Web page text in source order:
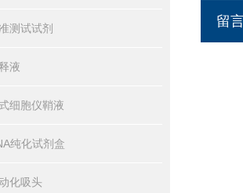
测试试剂
液
细胞仪鞘液
纯化试剂盒
化吸头
留